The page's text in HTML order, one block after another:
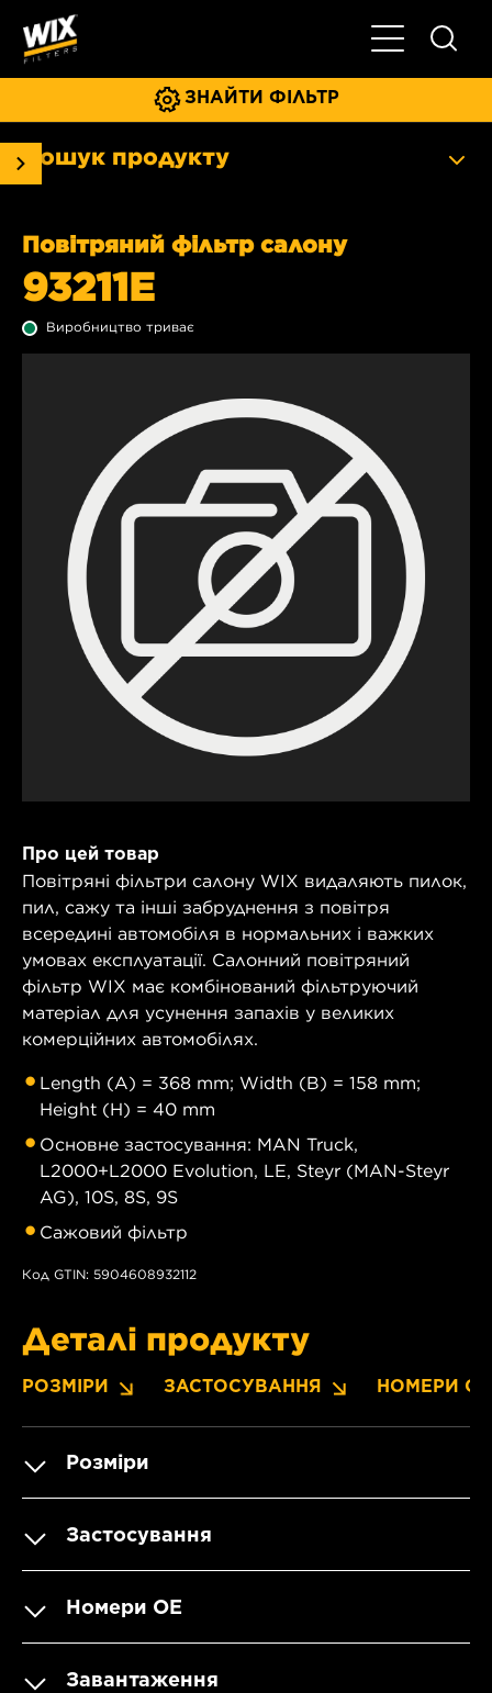
Увімкнути/
ЗНАЙТИ ФІЛЬТР
Пошук продукту
Повітряний фільтр салону
93211E
Виробництво триває
Про цей товар
Повітряні фільтри салону WIX видаляють пилок,
пил, сажу та інші забруднення з повітря
всередині автомобіля в нормальних і важких
умовах експлуатації. Салонний повітряний
фільтр WIX має комбінований фільтруючий
матеріал для усунення запахів у великих
комерційних автомобілях.
Length (A) = 368 mm; Width (B) = 158 mm;
Height (H) = 40 mm
Основне застосування: MAN Truck,
L2000+L2000 Evolution, LE, Steyr (MAN-Steyr
AG), 10S, 8S, 9S
Сажовий фільтр
Код GTIN: 5904608932112
Деталі продукту
РОЗМІРИ ЗАСТОСУВАННЯ НОМЕРИ OE
Розміри
Застосування
Номери OE
Завантаження